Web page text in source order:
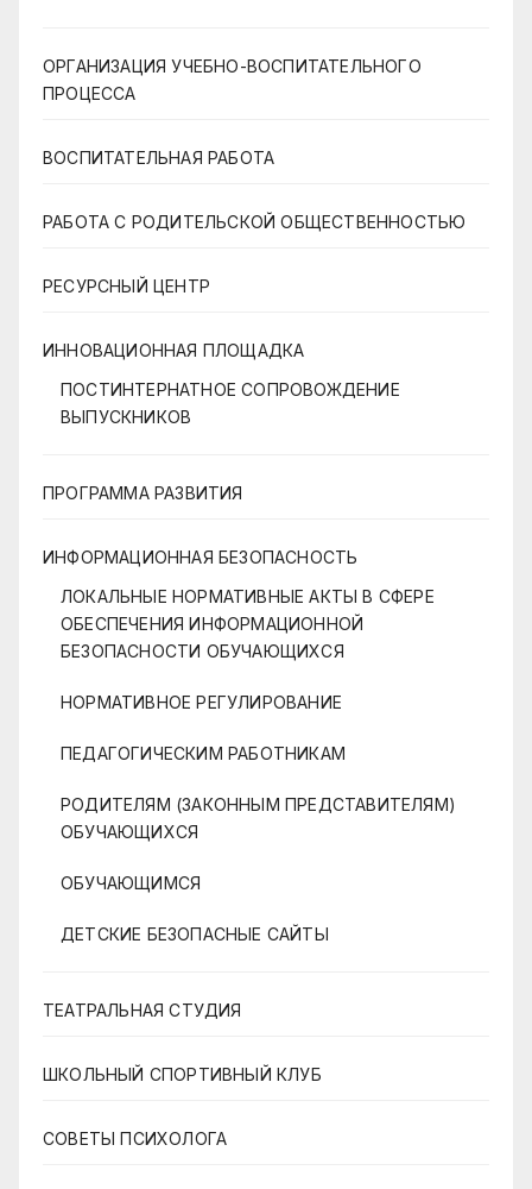
ОРГАНИЗАЦИЯ УЧЕБНО-ВОСПИТАТЕЛЬНОГО
ПРОЦЕССА
ВОСПИТАТЕЛЬНАЯ РАБОТА
РАБОТА С РОДИТЕЛЬСКОЙ ОБЩЕСТВЕННОСТЬЮ
РЕСУРСНЫЙ ЦЕНТР
ИННОВАЦИОННАЯ ПЛОЩАДКА
ПОСТИНТЕРНАТНОЕ СОПРОВОЖДЕНИЕ
ВЫПУСКНИКОВ
ПРОГРАММА РАЗВИТИЯ
ИНФОРМАЦИОННАЯ БЕЗОПАСНОСТЬ
ЛОКАЛЬНЫЕ НОРМАТИВНЫЕ АКТЫ В СФЕРЕ
ОБЕСПЕЧЕНИЯ ИНФОРМАЦИОННОЙ
БЕЗОПАСНОСТИ ОБУЧАЮЩИХСЯ
НОРМАТИВНОЕ РЕГУЛИРОВАНИЕ
ПЕДАГОГИЧЕСКИМ РАБОТНИКАМ
РОДИТЕЛЯМ (ЗАКОННЫМ ПРЕДСТАВИТЕЛЯМ)
ОБУЧАЮЩИХСЯ
ОБУЧАЮЩИМСЯ
ДЕТСКИЕ БЕЗОПАСНЫЕ САЙТЫ
ТЕАТРАЛЬНАЯ СТУДИЯ
ШКОЛЬНЫЙ СПОРТИВНЫЙ КЛУБ
СОВЕТЫ ПСИХОЛОГА